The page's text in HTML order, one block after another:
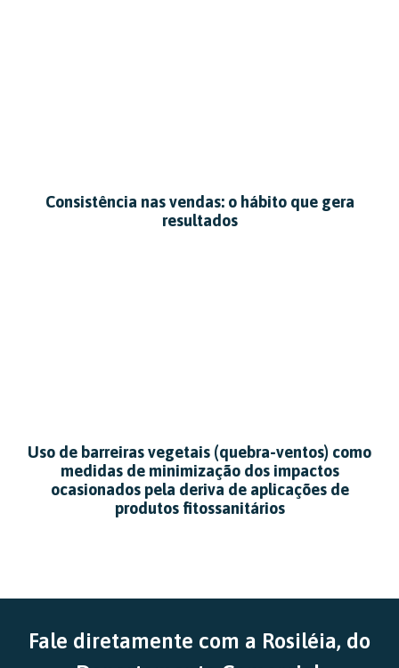
Consistência nas vendas: o hábito que gera
resultados
Uso de barreiras vegetais (quebra-ventos) como
medidas de minimização dos impactos
ocasionados pela deriva de aplicações de
produtos fitossanitários
Fale diretamente com a Rosiléia, do